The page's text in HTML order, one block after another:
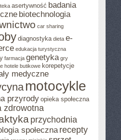
asertywność badania
biotechnologia
car sharing
diagnostyka dieta e-
edukacja turystyczna
farmacja genetyka gry
hotele butikowe korepetycje
medyczne
motocykle
przyrody opieka społeczna
zdrowotna
przychodnia
społeczna recepty